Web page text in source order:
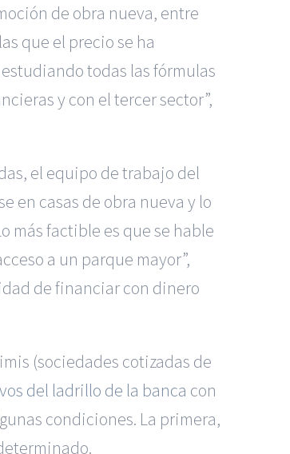
de obra nueva, entre
que el precio se ha
todas las fórmulas
y con el tercer sector”,
el equipo de trabajo del
en casas de obra nueva y lo
más factible es que se hable
a un parque mayor”,
de financiar con dinero
(sociedades cotizadas de
del ladrillo de la banca con
condiciones. La primera,